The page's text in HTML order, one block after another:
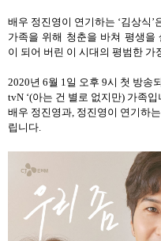
배우 정진영이 연기하는 ‘김상식 ’
가족을 위해 청춘을 바쳐 평생을
이 되어 버린 이 시대의 평범한 가
2020년 6월 1일 오후 9시 첫 방송
tvN ‘(아는 건 별로 없지만) 가족입
배우 정진영과, 정진영이 연기하는
립니다.